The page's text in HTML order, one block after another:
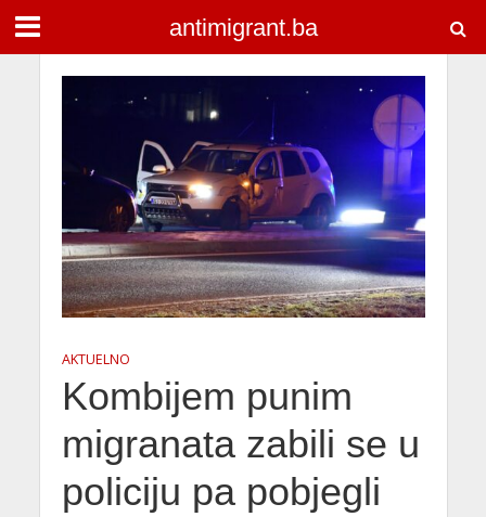
antimigrant.ba
AKTUELNO
Kombijem punim
migranata zabili se u
policiju pa pobjegli